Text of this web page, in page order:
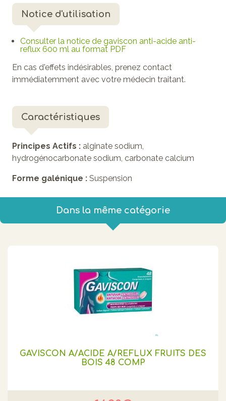
Notice d'utilisation
Consulter la notice de gaviscon anti-acide anti-
reflux 600 ml au format PDF
En cas d'effets indésirables, prenez contact
immédiatemment avec votre médecin traitant.
Caractéristiques
Principes Actifs : alginate sodium,
hydrogénocarbonate sodium, carbonate calcium
Forme galénique : Suspension
Dans la même catégorie
GAVISCON A/ACIDE A/REFLUX FRUITS DES
BOIS 48 COMP